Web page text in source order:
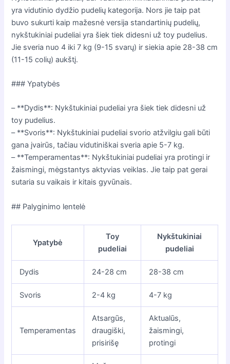
yra vidutinio dydžio pudelių kategorija. Nors jie taip pat
buvo sukurti kaip mažesnė versija standartinių pudelių,
nykštukiniai pudeliai yra šiek tiek didesni už toy pudelius.
Jie sveria nuo 4 iki 7 kg (9-15 svarų) ir siekia apie 28-38 cm
(11-15 colių) aukštį.
### Ypatybės
– **Dydis**: Nykštukiniai pudeliai yra šiek tiek didesni už
toy pudelius.
– **Svoris**: Nykštukiniai pudeliai svorio atžvilgiu gali būti
gana įvairūs, tačiau vidutiniškai sveria apie 5-7 kg.
– **Temperamentas**: Nykštukiniai pudeliai yra protingi ir
žaismingi, mėgstantys aktyvias veiklas. Jie taip pat gerai
sutaria su vaikais ir kitais gyvūnais.
## Palyginimo lentelė
Ypatybė
Toy
pudeliai
Nykštukiniai
pudeliai
Dydis 24-28 cm 28-38 cm
Svoris 2-4 kg 4-7 kg
Temperamentas
Atsargūs,
draugiški,
prisirišę
Aktualūs,
žaismingi,
protingi